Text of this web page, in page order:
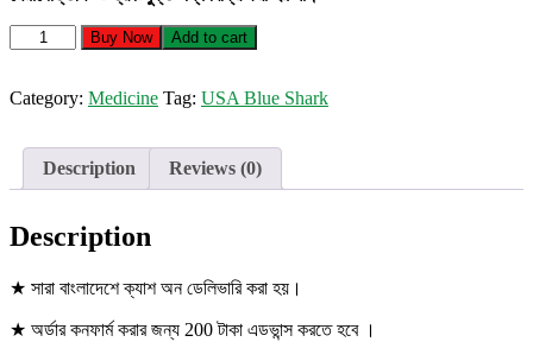
USA
Blue
quantity
Buy Now Add to cart
Category: Medicine Tag: USA Blue Shark
Description Reviews (0)
Description
★ সারা বাংলাদেশে ক্যাশ অন ডেলিভারি করা হয়।
★ অর্ডার কনফার্ম করার জন্য 200 টাকা এডভান্স করতে হবে ।